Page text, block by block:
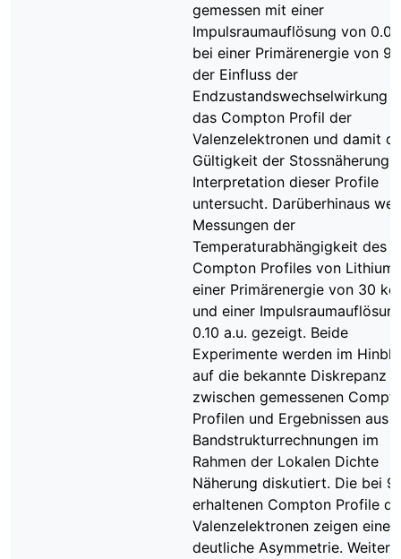
gemessen mit einer
Impulsraumauflösung von
bei einer Primärenergie von 9
der Einfluss der
Endzustandswechselwirkung
das Compton Profil der
Valenzelektronen und damit
Gültigkeit der Stossnäherung
Interpretation dieser Profile
untersucht. Darüberhinaus
Messungen der
Temperaturabhängigkeit des
Compton Profiles von Lithium
einer Primärenergie von 30
und einer
0.10 a.u. gezeigt. Beide
Experimente werden im
auf die bekannte Diskrepanz
zwischen gemessenen
Profilen und Ergebnissen aus
Bandstrukturrechnungen im
Rahmen der Lokalen Dichte
Näherung diskutiert. Die bei 9
erhaltenen Compton Profile
Valenzelektronen zeigen eine
deutliche Asymmetrie.